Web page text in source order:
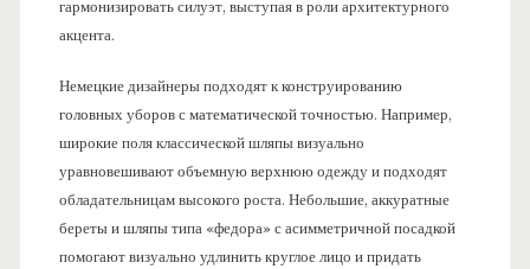
гармонизировать силуэт, выступая в роли архитектурного
акцента.
Немецкие дизайнеры подходят к конструированию
головных уборов с математической точностью. Например,
широкие поля классической шляпы визуально
уравновешивают объемную верхнюю одежду и подходят
обладательницам высокого роста. Небольшие, аккуратные
береты и шляпы типа «федора» с асимметричной посадкой
помогают визуально удлинить круглое лицо и придать